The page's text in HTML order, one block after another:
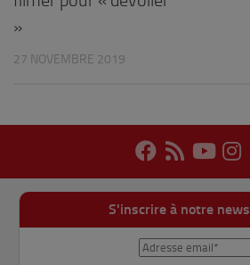
»
27 NOVEMBRE 2019
S'inscrire à notre